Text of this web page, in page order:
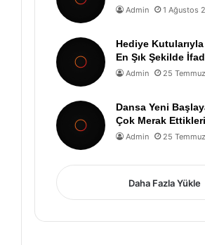
Admin 1 Ağustos
Hediye Kutularıyla
En Şık Şekilde
Admin 25
Dansa Yeni
Çok Merak Ettikleri
Admin 25
Daha Fazla Yükle